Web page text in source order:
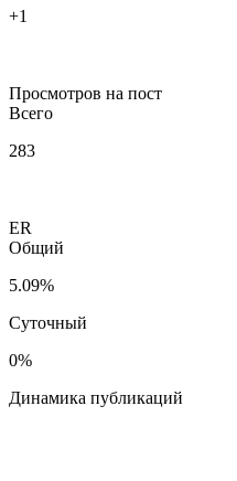
+1
Просмотров на пост
Всего
283
ER
Общий
5.09%
Суточный
0%
Динамика публикаций